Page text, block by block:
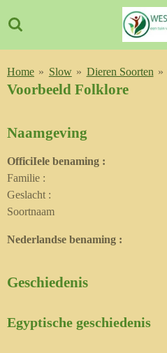
direct
naar
hoofdinhoud
Home » Slow » Dieren Soorten »
Voorbeeld Folklore
Naamgeving
OfficiIele benaming :
Familie :
Geslacht :
Soortnaam
Nederlandse benaming :
Geschiedenis
Egyptische geschiedenis